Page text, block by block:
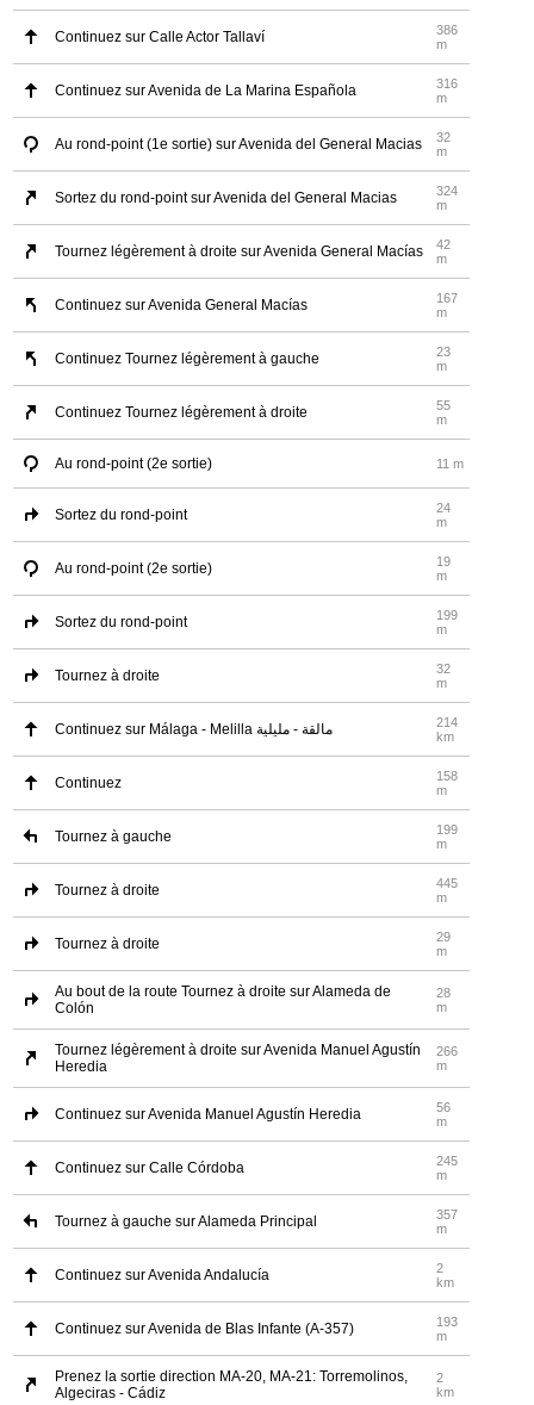
Continuez sur Calle Actor Tallaví
386
m
Continuez sur Avenida de La Marina Española
316
m
Au rond-point (1e sortie) sur Avenida del General Macias
32
m
Sortez du rond-point sur Avenida del General Macias
324
m
Tournez légèrement à droite sur Avenida General Macías
42
m
Continuez sur Avenida General Macías
167
m
Continuez Tournez légèrement à gauche
23
m
Continuez Tournez légèrement à droite
55
m
Au rond-point (2e sortie) 11 m
Sortez du rond-point
24
m
Au rond-point (2e sortie)
19
m
Sortez du rond-point
199
m
Tournez à droite
32
m
Continuez sur Málaga - Melilla مالقة - مليلية
214
km
Continuez
158
m
Tournez à gauche
199
m
Tournez à droite
445
m
Tournez à droite
29
m
Au bout de la route Tournez à droite sur Alameda de
Colón
28
m
Tournez légèrement à droite sur Avenida Manuel Agustín
Heredia
266
m
Continuez sur Avenida Manuel Agustín Heredia
56
m
Continuez sur Calle Córdoba
245
m
Tournez à gauche sur Alameda Principal
357
m
Continuez sur Avenida Andalucía
2
km
Continuez sur Avenida de Blas Infante (A-357)
193
m
Prenez la sortie direction MA-20, MA-21: Torremolinos,
Algeciras - Cádiz
2
km